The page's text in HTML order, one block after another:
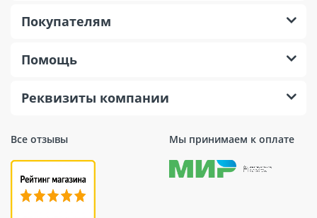
Все отзывы Мы принимаем к оплате
Покупателям
Помощь
Реквизиты компании